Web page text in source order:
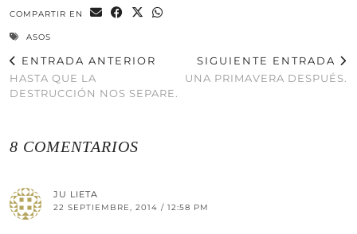
COMPARTIR EN
ASOS
ENTRADA ANTERIOR
HASTA QUE LA
DESTRUCCIÓN NOS SEPARE.
SIGUIENTE ENTRADA
UNA PRIMAVERA DESPUÉS.
8 COMENTARIOS
JU LIETA
22 SEPTIEMBRE, 2014 / 12:58 PM